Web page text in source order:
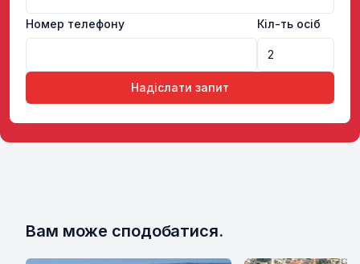
Номер телефону Кіл-ть осіб
Надіслати запит
Вам може сподобатися.